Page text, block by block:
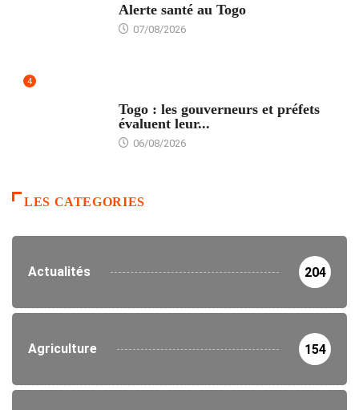
Alerte santé au Togo
07/08/2026
4
Togo : les gouverneurs et préfets
évaluent leur...
06/08/2026
LES CATEGORIES
Actualités 204
Agriculture 154